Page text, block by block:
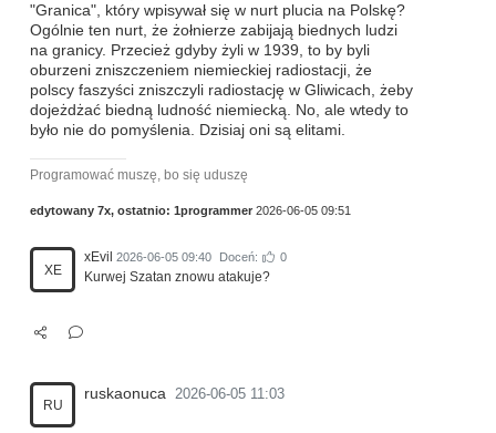
"Granica", który wpisywał się w nurt plucia na Polskę?
Ogólnie ten nurt, że żołnierze zabijają biednych ludzi
na granicy. Przecież gdyby żyli w 1939, to by byli
oburzeni zniszczeniem niemieckiej radiostacji, że
polscy faszyści zniszczyli radiostację w Gliwicach, żeby
dojeżdżać biedną ludność niemiecką. No, ale wtedy to
było nie do pomyślenia. Dzisiaj oni są elitami.
Programować muszę, bo się uduszę
edytowany 7x, ostatnio: 1programmer 2026-06-05 09:51
XE
xEvil 2026-06-05 09:40 Doceń: 0
Kurwej Szatan znowu atakuje?
RU
ruskaonuca 2026-06-05 11:03